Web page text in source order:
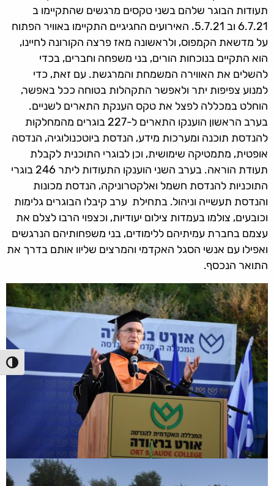
תעודות הבוגר שלהם בשני טקסים מרגשים שהתקיימו ב
6.7.21 וב 5.7.21. האירועים החגיגיים התקיימו באוויר הפתוח
על מדשאת הקמפוס, ולראשונה מאז פרצה הקורונה לחיינו,
הוא התקיים בנוכחות הורים, בני משפחה וחברים, בכדי
להשלים את האווירה המשמחת והמרגשת. עם זאת, כדי
למנוע צפיפות יתר ולאפשר התקהלות בטוחה ככל באפשר,
הוחלט במכללה לפצל את טקס הענקת התארים לשניים.
בערב הראשון הוענקו התארים ל-227 בוגרים מהמחלקות
להנדסת תוכנה ומערכות מידע, הנדסת ביוטכנולוגיה, הנדסה
אופטית, מתמטיקה שימושית, וכן לבוגרי התוכנית לקבלת
תעודת הוראה. בערב השני הוענקו התעודות ליתר 246 בוגרי
התוכניות להנדסת חשמל ואלקטרוניקה, הנדסת מכונות
והנדסת תעשייה וניהול. בתחילת ערב קיבלו הבוגרים גלימות
וכובעים, צולמו בעמדות צילום יעודיות, וכצפוי הרבו לצלם את
עצמם בחברת עמיתיהם ללימודים, בני משפחותיהם הנרגשים
ואפילו עם אנשי הסגל האקדמי והמרצים שליוו אותם בדרך את
התואר הנכסף.